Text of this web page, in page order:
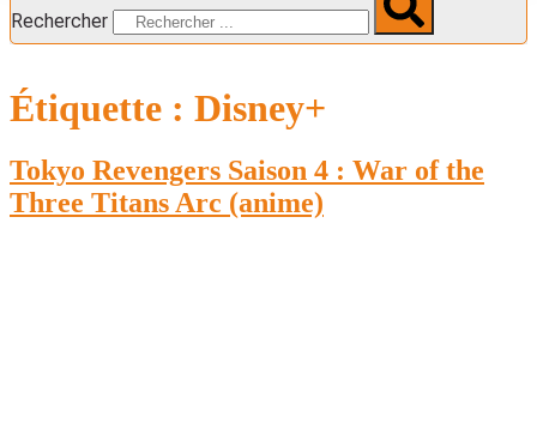
Rechercher
Étiquette : Disney+
Tokyo Revengers Saison 4 : War of the
Three Titans Arc (anime)